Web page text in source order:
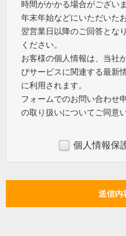
時間がかかる場合がござい
年末年始などにいただいた
翌営業日以降のご回答とな
ください。
お客様の個人情報は、当社
びサービスに関連する最新
に利用されます。
フォームでのお問い合わせ
の取り扱いについてご同意
個人情報保